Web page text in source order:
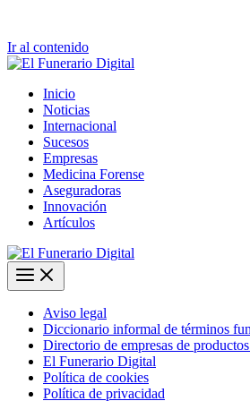
Ir al contenido
Inicio
Noticias
Internacional
Sucesos
Empresas
Medicina Forense
Aseguradoras
Innovación
Artículos
Aviso legal
Diccionario informal de términos
Directorio de empresas de
El Funerario Digital
Política de cookies
Política de privacidad